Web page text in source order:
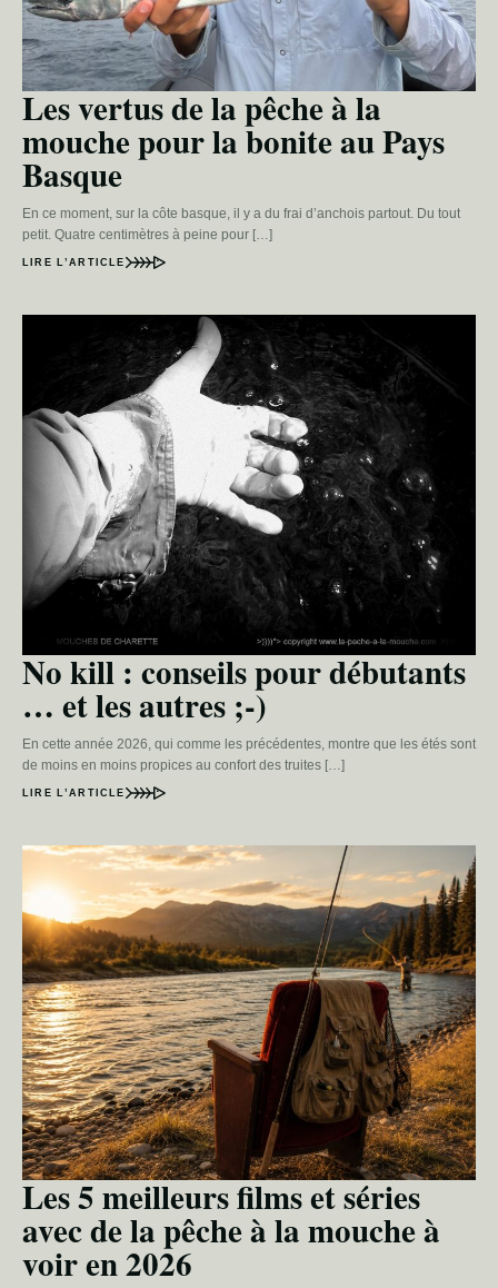
Les vertus de la pêche à la
mouche pour la bonite au Pays
Basque
En ce moment, sur la côte basque, il y a du frai d’anchois partout. Du tout
petit. Quatre centimètres à peine pour […]
LIRE L’ARTICLE
No kill : conseils pour débutants
… et les autres ;-)
En cette année 2026, qui comme les précédentes, montre que les étés sont
de moins en moins propices au confort des truites […]
LIRE L’ARTICLE
Les 5 meilleurs films et séries
avec de la pêche à la mouche à
voir en 2026